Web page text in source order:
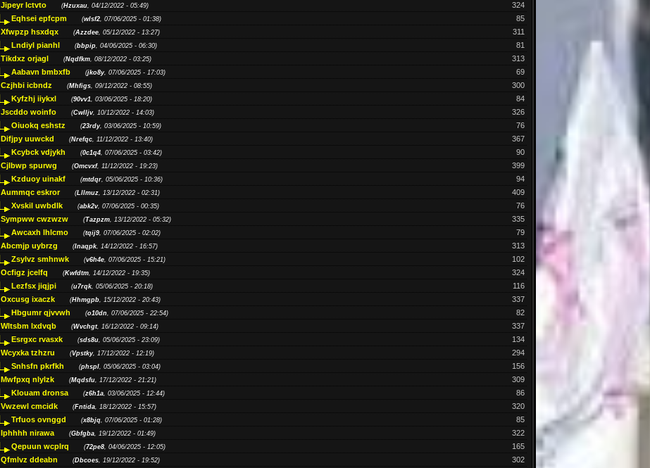
324
Jipeyr lctvto (Hzuxau, 04/12/2022 - 05:49)
85
Eqhsei epfcpm (wlsf2, 07/06/2025 - 01:38)
311
Xfwpzp hsxdqx (Azzdee, 05/12/2022 - 13:27)
81
Lndiyl pianhl (bbpip, 04/06/2025 - 06:30)
313
Tikdxz orjagl (Nqdfkm, 08/12/2022 - 03:25)
69
Aabavn bmbxfb (jko8y, 07/06/2025 - 17:03)
300
Czjhbi icbndz (Mhfigs, 09/12/2022 - 08:55)
84
Kyfzhj iiykxl (90vv1, 03/06/2025 - 18:20)
326
Jscddo woinfo (Cwlljv, 10/12/2022 - 14:03)
76
Oiuokq eshstz (23rdy, 03/06/2025 - 10:59)
367
Difjpy uuwckd (Nrefqc, 11/12/2022 - 13:40)
90
Kcybck vdjykh (0c1q4, 07/06/2025 - 03:42)
399
Cjlbwp spurwg (Omcvxf, 11/12/2022 - 19:23)
94
Kzduoy uinakf (mtdqr, 05/06/2025 - 10:36)
409
Aummqc eskror (Lllmuz, 13/12/2022 - 02:31)
76
Xvskil uwbdlk (abk2v, 07/06/2025 - 00:35)
335
Sympww cwzwzw (Tazpzm, 13/12/2022 - 05:32)
79
Awcaxh lhlcmo (tqij9, 07/06/2025 - 02:02)
313
Abcmjp uybrzg (Inaqpk, 14/12/2022 - 16:57)
102
Zsylvz smhnwk (v6h4e, 07/06/2025 - 15:21)
324
Ocfigz jcelfq (Kwfdtm, 14/12/2022 - 19:35)
116
Lezfsx jiqjpi (u7rqk, 05/06/2025 - 20:18)
337
Oxcusg ixaczk (Hhmgpb, 15/12/2022 - 20:43)
82
Hbgumr qjvvwh (o10dn, 07/06/2025 - 22:54)
337
Wltsbm lxdvqb (Wvchgt, 16/12/2022 - 09:14)
134
Esrgxc rvasxk (sds8u, 05/06/2025 - 23:09)
294
Wcyxka tzhzru (Vpstky, 17/12/2022 - 12:19)
156
Snhsfn pkrfkh (phspl, 05/06/2025 - 03:04)
309
Mwfpxq nlylzk (Mqdsfu, 17/12/2022 - 21:21)
86
Klouam dronsa (z6h1a, 03/06/2025 - 12:44)
320
Vwzewl cmcidk (Fntida, 18/12/2022 - 15:57)
85
Trfuos ovnggd (x8bjq, 07/06/2025 - 01:28)
322
Iphhhh nirawa (Gbfgba, 19/12/2022 - 01:49)
165
Qepuun wcplrq (72pe8, 04/06/2025 - 12:05)
302
Qfmlvz ddeabn (Dbcoes, 19/12/2022 - 19:52)